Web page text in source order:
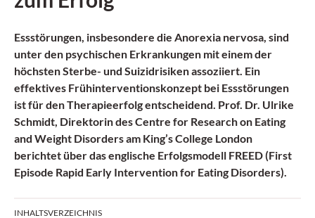
Essstörungen, insbesondere die Anorexia nervosa, sind
unter den psychischen Erkrankungen mit einem der
höchsten Sterbe- und Suizidrisiken assoziiert. Ein
effektives Frühinterventionskonzept bei Essstörungen
istfür den Therapieerfolg entscheidend. Prof. Dr. Ulrike
Schmidt, Direktorin des Centre for Research on Eating
and Weight Disorders am King’s College London
berichtet über das englische Erfolgsmodell FREED (First
Episode Rapid Early Intervention for Eating Disorders).
INHALTSVERZEICHNIS